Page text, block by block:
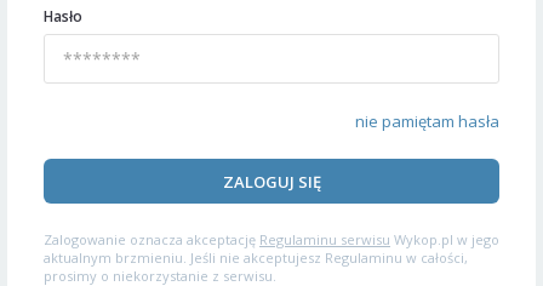
Hasło
nie pamiętam hasła
ZALOGUJ SIĘ
Zalogowanie oznacza akceptację Regulaminu serwisu Wykop.pl w jego
aktualnym brzmieniu. Jeśli nie akceptujesz Regulaminu w całości,
prosimy o niekorzystanie z serwisu.